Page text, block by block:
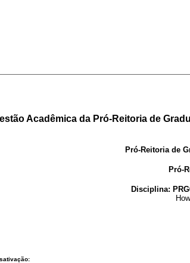
Acadêmica da Pró-Reitoria de
Pró-Reitoria de
Pró-
Disciplina: